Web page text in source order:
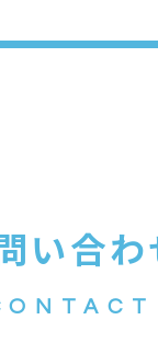
い合わ